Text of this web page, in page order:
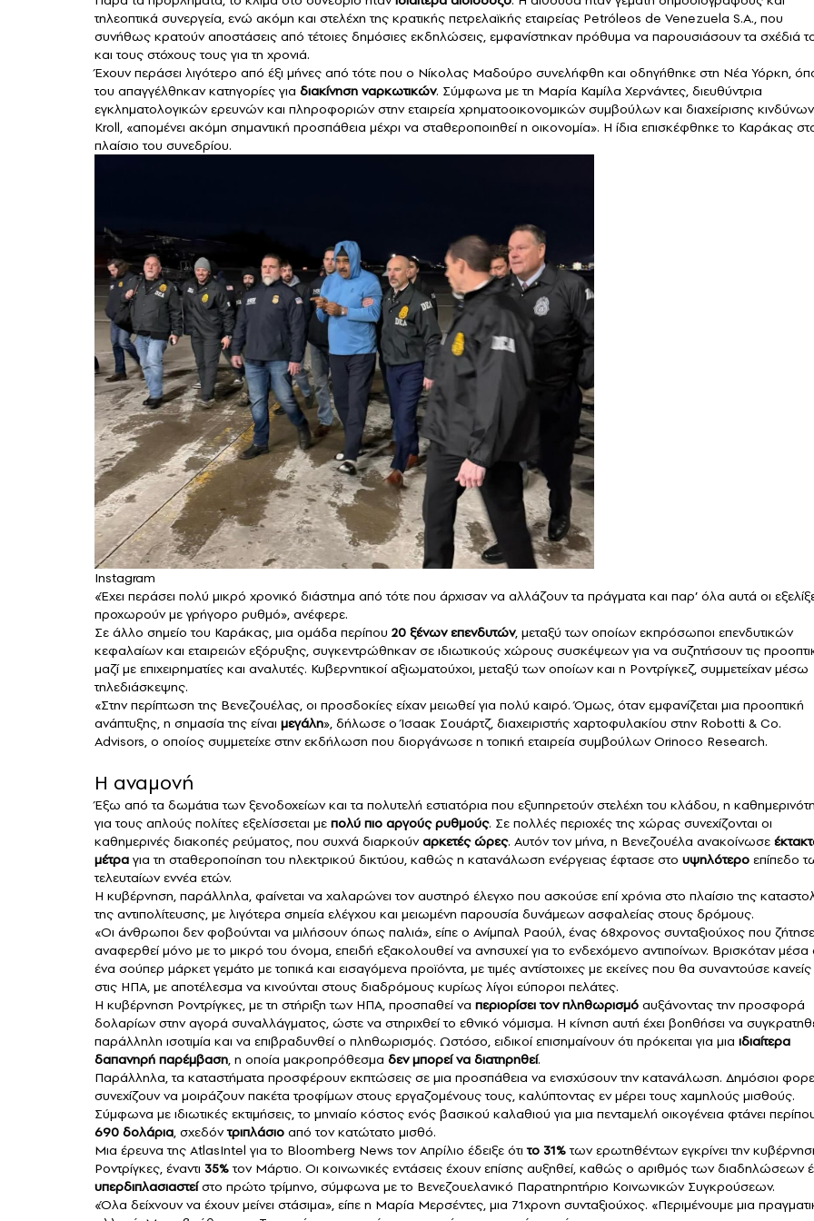
τηλεοπτικά συνεργεία, ενώ ακόμη και στελέχη της κρατικής πετρελαϊκής εταιρείας Petróleos de Venezuela S.A., που
συνήθως κρατούν αποστάσεις από τέτοιες δημόσιες εκδηλώσεις, εμφανίστηκαν πρόθυμα να παρουσιάσουν τα σχέδιά
και τους στόχους τους για τη χρονιά.
Έχουν περάσει λιγότερο από έξι μήνες από τότε που ο Νίκολας Μαδούρο συνελήφθη και οδηγήθηκε στη Νέα Υόρκη,
του απαγγέλθηκαν κατηγορίες για διακίνηση ναρκωτικών. Σύμφωνα με τη Μαρία Καμίλα Χερνάντες, διευθύντρια
εγκληματολογικών ερευνών και πληροφοριών στην εταιρεία χρηματοοικονομικών συμβούλων και διαχείρισης κινδύνων
Kroll, «απομένει ακόμη σημαντική προσπάθεια μέχρι να σταθεροποιηθεί η οικονομία». Η ίδια επισκέφθηκε το Καράκας
πλαίσιο του συνεδρίου.
Instagram
«Έχει περάσει πολύ μικρό χρονικό διάστημα από τότε που άρχισαν να αλλάζουν τα πράγματα και παρ’ όλα αυτά οι
προχωρούν με γρήγορο ρυθμό», ανέφερε.
Σε άλλο σημείο του Καράκας, μια ομάδα περίπου 20 ξένων επενδυτών, μεταξύ των οποίων εκπρόσωποι επενδυτικών
κεφαλαίων και εταιρειών εξόρυξης, συγκεντρώθηκαν σε ιδιωτικούς χώρους συσκέψεων για να συζητήσουν τις
μαζί με επιχειρηματίες και αναλυτές. Κυβερνητικοί αξιωματούχοι, μεταξύ των οποίων και η Ροντρίγκεζ, συμμετείχαν μέσω
τηλεδιάσκεψης.
«Στην περίπτωση της Βενεζουέλας, οι προσδοκίες είχαν μειωθεί για πολύ καιρό. Όμως, όταν εμφανίζεται μια προοπτική
ανάπτυξης, η σημασία της είναι μεγάλη», δήλωσε ο Ίσαακ Σουάρτζ, διαχειριστής χαρτοφυλακίου στην Robotti & Co.
Advisors, ο οποίος συμμετείχε στην εκδήλωση που διοργάνωσε η τοπική εταιρεία συμβούλων Orinoco Research.
Η αναμονή
Έξω από τα δωμάτια των ξενοδοχείων και τα πολυτελή εστιατόρια που εξυπηρετούν στελέχη του κλάδου, η
για τους απλούς πολίτες εξελίσσεται με πολύ πιο αργούς ρυθμούς. Σε πολλές περιοχές της χώρας συνεχίζονται οι
καθημερινές διακοπές ρεύματος, που συχνά διαρκούναρκετές ώρες. Αυτόν τον μήνα, η Βενεζουέλα ανακοίνωσε
μέτρα για τη σταθεροποίηση του ηλεκτρικού δικτύου, καθώς η κατανάλωση ενέργειας έφτασε στο υψηλότερο επίπεδο
τελευταίων εννέα ετών.
Η κυβέρνηση, παράλληλα, φαίνεται να χαλαρώνει τον αυστηρό έλεγχο που ασκούσε επί χρόνια στο πλαίσιο της
της αντιπολίτευσης, με λιγότερα σημεία ελέγχου και μειωμένη παρουσία δυνάμεων ασφαλείας στους δρόμους.
«Οι άνθρωποι δεν φοβούνται να μιλήσουν όπως παλιά», είπε ο Ανίμπαλ Ραούλ, ένας 68χρονος συνταξιούχος που
αναφερθεί μόνο με το μικρό του όνομα, επειδή εξακολουθεί να ανησυχεί για το ενδεχόμενο αντιποίνων. Βρισκόταν μέσα
ένα σούπερ μάρκετ γεμάτο με τοπικά και εισαγόμενα προϊόντα, με τιμές αντίστοιχες με εκείνες που θα συναντούσε κανείς
στις ΗΠΑ, με αποτέλεσμα να κινούνται στους διαδρόμους κυρίως λίγοι εύποροι πελάτες.
Η κυβέρνηση Ροντρίγκες, με τη στήριξη των ΗΠΑ, προσπαθεί να περιορίσει τον πληθωρισμό αυξάνοντας την προσφορά
δολαρίων στην αγορά συναλλάγματος, ώστε να στηριχθεί το εθνικό νόμισμα. Η κίνηση αυτή έχει βοηθήσει να
παράλληλη ισοτιμία και να επιβραδυνθεί ο πληθωρισμός. Ωστόσο, ειδικοί επισημαίνουν ότι πρόκειται για μια ιδιαίτερα
δαπανηρή παρέμβαση, η οποία μακροπρόθεσμα δεν μπορεί να διατηρηθεί.
Παράλληλα, τα καταστήματα προσφέρουν εκπτώσεις σε μια προσπάθεια να ενισχύσουν την κατανάλωση. Δημόσιοι
συνεχίζουν να μοιράζουν πακέτα τροφίμων στους εργαζομένους τους, καλύπτοντας εν μέρει τους χαμηλούς μισθούς.
Σύμφωνα με ιδιωτικές εκτιμήσεις, το μηνιαίο κόστος ενός βασικού καλαθιού για μια πενταμελή οικογένεια φτάνει
690 δολάρια, σχεδόντριπλάσιο από τον κατώτατο μισθό.
Μια έρευνα της AtlasIntel για το Bloomberg News τον Απρίλιο έδειξε ότιτο 31%των ερωτηθέντων εγκρίνει την
Ροντρίγκες, έναντι 35%τον Μάρτιο. Οι κοινωνικές εντάσεις έχουν επίσης αυξηθεί, καθώς ο αριθμός των διαδηλώσεων
υπερδιπλασιαστείστο πρώτο τρίμηνο, σύμφωνα με το Βενεζουελανικό Παρατηρητήριο Κοινωνικών Συγκρούσεων.
«Όλα δείχνουν να έχουν μείνει στάσιμα», είπε η Μαρία Μερσέντες, μια 71χρονη συνταξιούχος. «Περιμένουμε μια